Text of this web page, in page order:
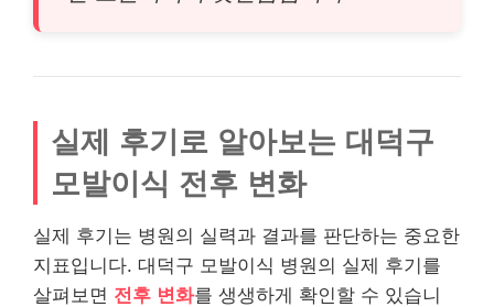
실제 후기로 알아보는 대덕구
모발이식 전후 변화
실제 후기는 병원의 실력과 결과를 판단하는 중요한
지표입니다. 대덕구 모발이식 병원의 실제 후기를
살펴보면 전후 변화를 생생하게 확인할 수 있습니